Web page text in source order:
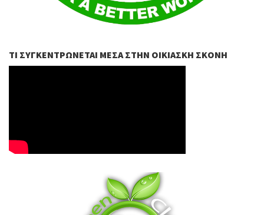
ΤΙ ΣΥΓΚΕΝΤΡΏΝΕΤΑΙ ΜΈΣΑ ΣΤΗΝ ΟΙΚΙΑΣΚΉ ΣΚΌΝΗ